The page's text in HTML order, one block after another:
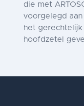
die met
voorgelegd
het gerechtelijk
hoofdzetel